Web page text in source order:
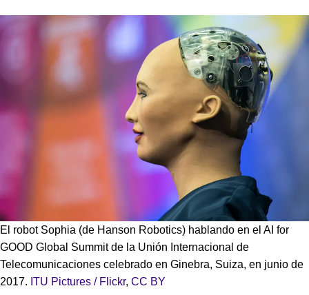
El robot Sophia (de Hanson Robotics) hablando en el AI for
GOOD Global Summit de la Unión Internacional de
Telecomunicaciones celebrado en Ginebra, Suiza, en junio de
2017. ITU Pictures / Flickr, CC BY